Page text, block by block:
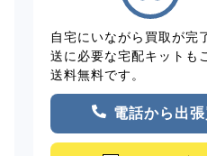
自宅にいながら買取が完
送に必要な宅配キットも
送料無料です。
電話から出